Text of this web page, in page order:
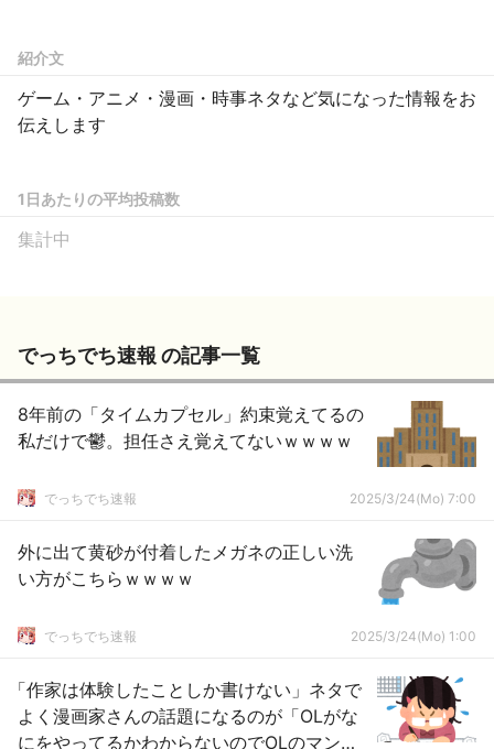
紹介文
ゲーム・アニメ・漫画・時事ネタなど気になった情報をお
伝えします
1日あたりの平均投稿数
集計中
でっちでち速報 の記事一覧
8年前の「タイムカプセル」約束覚えてるの
私だけで鬱。担任さえ覚えてないｗｗｗｗ
でっちでち速報 2025/3/24(Mo) 7:00
外に出て黄砂が付着したメガネの正しい洗
い方がこちらｗｗｗｗ
でっちでち速報 2025/3/24(Mo) 1:00
「作家は体験したことしか書けない」ネタで
よく漫画家さんの話題になるのが「OLがな
にをやってるかわからないのでOLのマンガ